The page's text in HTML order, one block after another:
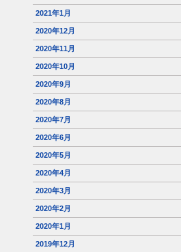
2021年1月
2020年12月
2020年11月
2020年10月
2020年9月
2020年8月
2020年7月
2020年6月
2020年5月
2020年4月
2020年3月
2020年2月
2020年1月
2019年12月